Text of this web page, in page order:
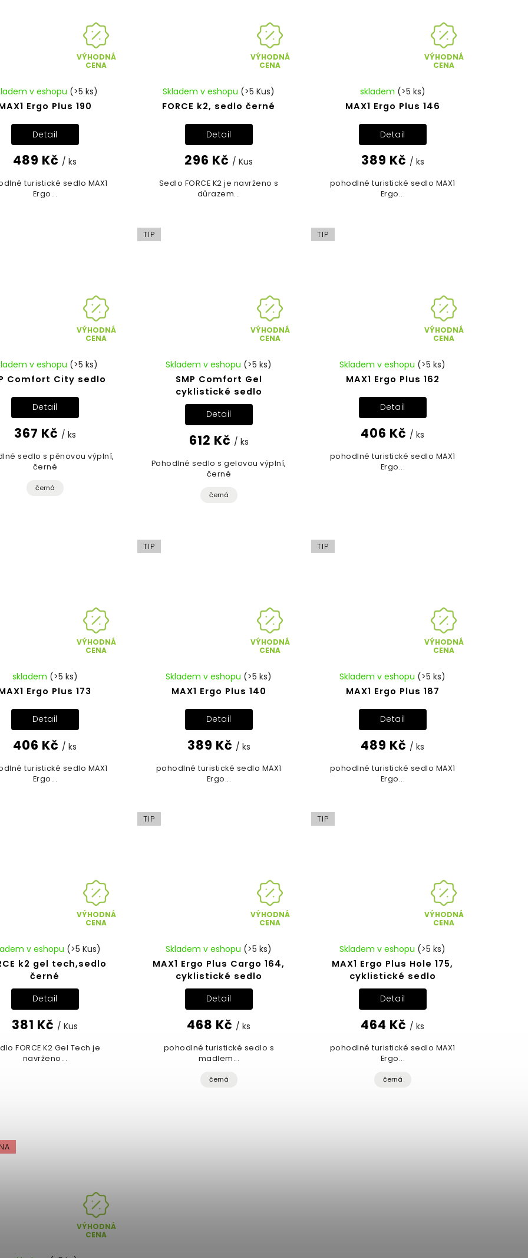
VÝHODNÁ
CENA
Ergo Plus 190
v eshopu (>5 ks)
489 Kč / ks
Detail
turistické sedlo MAX1
Ergo...
VÝHODNÁ
CENA
FORCE k2, sedlo černé
Skladem v eshopu (>5 Kus)
296 Kč / Kus
Detail
Sedlo FORCE K2 je navrženo s
důrazem...
VÝHODNÁ
CENA
MAX1 Ergo Plus 146
skladem (>5 ks)
389 Kč / ks
Detail
pohodlné turistické sedlo MAX1
Ergo...
VÝHODNÁ
CENA
Comfort City sedlo
v eshopu (>5 ks)
367 Kč / ks
Detail
sedlo s pěnovou výplní,
černé
černá
TIP
VÝHODNÁ
CENA
SMP Comfort Gel
cyklistické sedlo
Skladem v eshopu (>5 ks)
612 Kč / ks
Detail
Pohodlné sedlo s gelovou výplní,
černé
černá
TIP
VÝHODNÁ
CENA
MAX1 Ergo Plus 162
Skladem v eshopu (>5 ks)
406 Kč / ks
Detail
pohodlné turistické sedlo MAX1
Ergo...
VÝHODNÁ
CENA
Ergo Plus 173
skladem (>5 ks)
406 Kč / ks
Detail
turistické sedlo MAX1
Ergo...
TIP
VÝHODNÁ
CENA
MAX1 Ergo Plus 140
Skladem v eshopu (>5 ks)
389 Kč / ks
Detail
pohodlné turistické sedlo MAX1
Ergo...
TIP
VÝHODNÁ
CENA
MAX1 Ergo Plus 187
Skladem v eshopu (>5 ks)
489 Kč / ks
Detail
pohodlné turistické sedlo MAX1
Ergo...
VÝHODNÁ
CENA
k2 gel tech,sedlo
černé
v eshopu (>5 Kus)
381 Kč / Kus
Detail
FORCE K2 Gel Tech je
navrženo...
TIP
VÝHODNÁ
CENA
MAX1 Ergo Plus Cargo 164,
cyklistické sedlo
Skladem v eshopu (>5 ks)
468 Kč / ks
Detail
pohodlné turistické sedlo s
madlem...
černá
TIP
VÝHODNÁ
CENA
MAX1 Ergo Plus Hole 175,
cyklistické sedlo
Skladem v eshopu (>5 ks)
464 Kč / ks
Detail
pohodlné turistické sedlo MAX1
Ergo...
černá
VÝHODNÁ
CENA